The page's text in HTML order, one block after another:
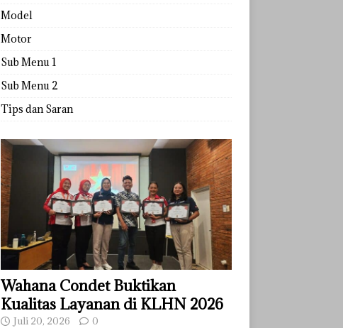
Model
Motor
Sub Menu 1
Sub Menu 2
Tips dan Saran
Wahana Condet Buktikan
Kualitas Layanan di KLHN 2026
Juli 20, 2026 0